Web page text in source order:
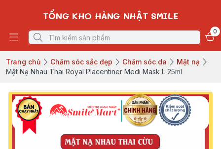
TỔNG KHO HÀNG NHẬT SMILE
0
Trang chủ Chăm sóc sắc đẹp Chăm sóc da
Mặt nạ
Mặt Nạ Nhau Thai Royal Placentiner Medi Mask L 25ml